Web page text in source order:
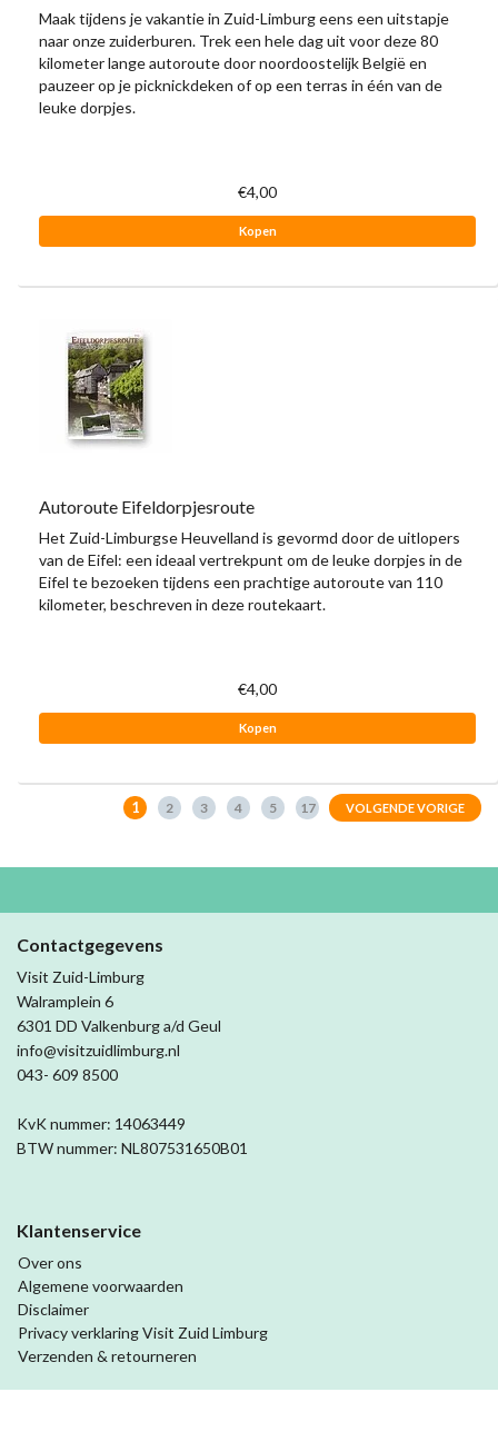
Maak tijdens je vakantie in Zuid-Limburg eens een uitstapje
naar onze zuiderburen. Trek een hele dag uit voor deze 80
kilometer lange autoroute door noordoostelijk België en
pauzeer op je picknickdeken of op een terras in één van de
leuke dorpjes.
€4,00
Kopen
Autoroute Eifeldorpjesroute
Het Zuid-Limburgse Heuvelland is gevormd door de uitlopers
van de Eifel: een ideaal vertrekpunt om de leuke dorpjes in de
Eifel te bezoeken tijdens een prachtige autoroute van 110
kilometer, beschreven in deze routekaart.
€4,00
Kopen
1 2 3 4 5 17 VOLGENDE VORIGE
Contactgegevens
Visit Zuid-Limburg
Walramplein 6
6301 DD Valkenburg a/d Geul
info@visitzuidlimburg.nl
043- 609 8500
KvK nummer: 14063449
BTW nummer: NL807531650B01
Klantenservice
Over ons
Algemene voorwaarden
Disclaimer
Privacy verklaring Visit Zuid Limburg
Verzenden & retourneren